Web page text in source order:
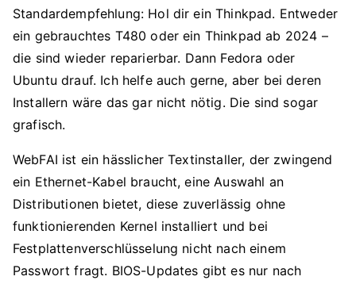
Standardempfehlung: Hol dir ein Thinkpad. Entweder
ein gebrauchtes T480 oder ein Thinkpad ab 2024 –
die sind wieder reparierbar. Dann Fedora oder
Ubuntu drauf. Ich helfe auch gerne, aber bei deren
Installern wäre das gar nicht nötig. Die sind sogar
grafisch.
WebFAI ist ein hässlicher Textinstaller, der zwingend
ein Ethernet-Kabel braucht, eine Auswahl an
Distributionen bietet, diese zuverlässig ohne
funktionierenden Kernel installiert und bei
Festplattenverschlüsselung nicht nach einem
Passwort fragt. BIOS-Updates gibt es nur nach